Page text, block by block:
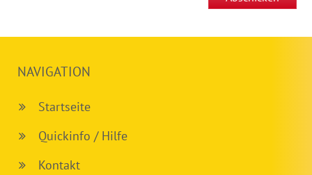
NAVIGATION
Startseite
Quickinfo / Hilfe
Kontakt